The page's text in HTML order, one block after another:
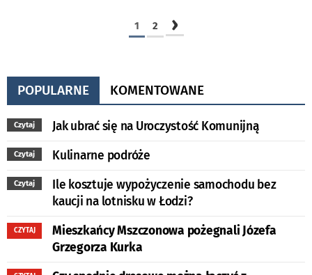
1 2 ›
POPULARNE KOMENTOWANE
Czytaj Jak ubrać się na Uroczystość Komunijną
Czytaj Kulinarne podróże
Czytaj
Ile kosztuje wypożyczenie samochodu bez
kaucji na lotnisku w Łodzi?
CZYTAJ
Mieszkańcy Mszczonowa pożegnali Józefa
Grzegorza Kurka